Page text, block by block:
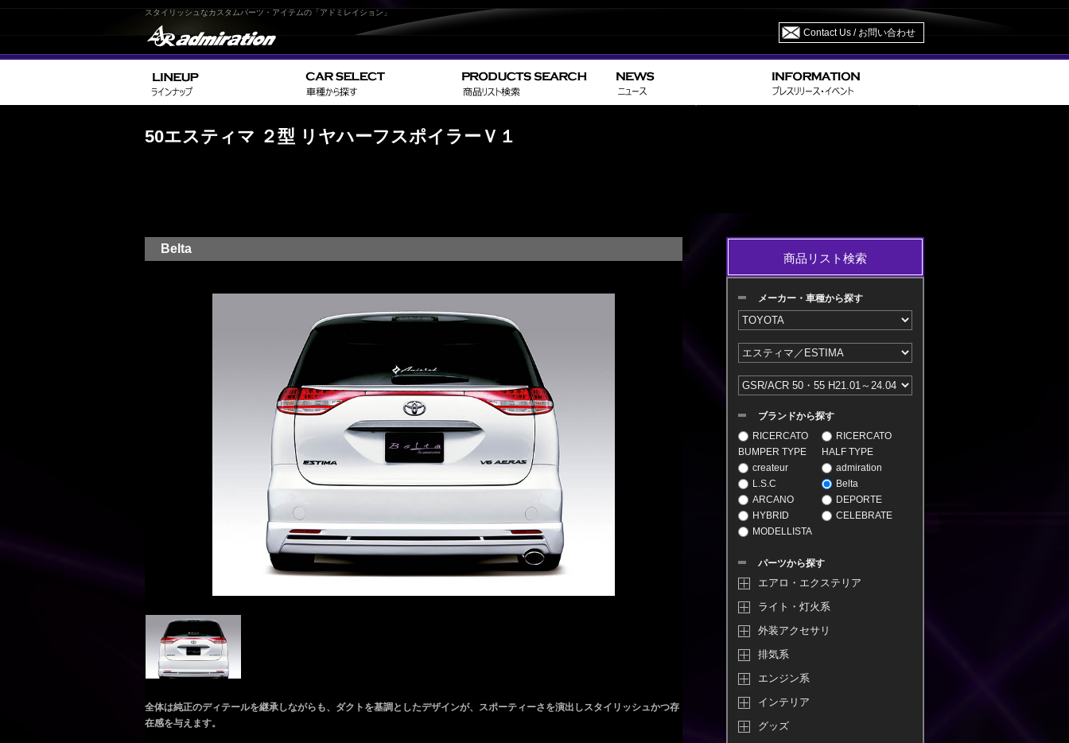
スタイリッシュなカスタムパーツ・アイテムの「アドミレイション」
Contact Us / お問い合わせ
50エスティマ ２型 リヤハーフスポイラーＶ１
Belta
全体は純正のディテールを継承しながらも、ダクトを基調としたデザインが、スポーティーさを演出しスタイリッシュかつ存
在感を与えます。
商品リスト検索
メーカー・車種から探す
ブランドから探す
RICERCATO
BUMPER TYPE
RICERCATO
HALF TYPE
createur
admiration
L.S.C
Belta
ARCANO
DEPORTE
HYBRID
CELEBRATE
MODELLISTA
パーツから探す
エアロ・エクステリア
ライト・灯火系
外装アクセサリ
排気系
エンジン系
インテリア
グッズ